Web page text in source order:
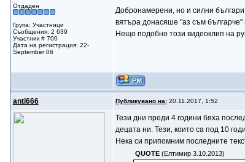
Отдаден
Група: Участници
Съобщения: 2 639
Участник # 700
Дата на регистрация: 22-
September 06
Добронамерени, но и силни
вятъра донасяше "аз съм българче"
Нещо подобно този видеоклип на
anti666 Публикувано на:20.11.2017, 1:52
Тези дни преди 4 години бяха
децата ни. Тези, които са под 10
Нека си припомним последните
QUOTE (Eлтимир 3.10.2013)